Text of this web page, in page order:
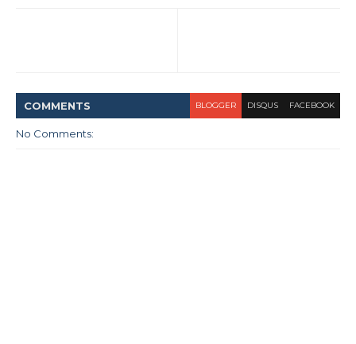
COMMENTS BLOGGER DISQUS FACEBOOK
No Comments: